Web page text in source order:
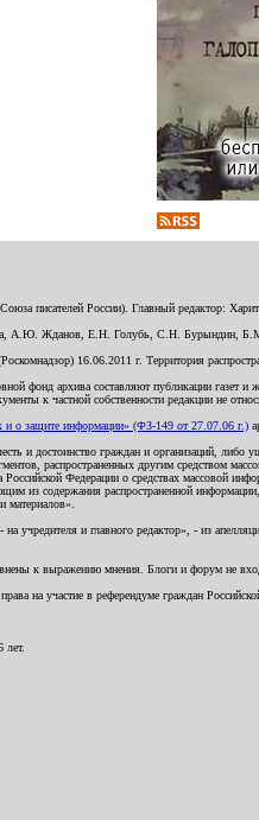
писателей России). Главный редактор:
А.Ю. Жданов, Е.Н. Голубь, С.Н. Бурындин,
16.06.2011 г. Территория
фонд архива составляют публикации газет и
к частной собственности редакции не
о защите информации» (ФЗ-149 от 27.07.06 г.)
и достоинство граждан и организаций, либо
распространенных другим средством
Федерации о средствах массовой
из содержания распространенной
материалов».
и главного редактор», - из
к выражению мнения. Блоги и форум не
на участие в референдуме граждан
лет.